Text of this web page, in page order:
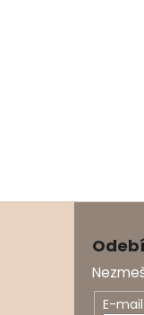
E-mail